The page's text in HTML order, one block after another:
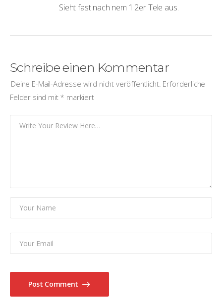
Sieht fast nach nem 1.2er Tele aus.
Schreibe einen Kommentar
Deine E-Mail-Adresse wird nicht veröffentlicht. Erforderliche
Felder sind mit * markiert
Post Comment